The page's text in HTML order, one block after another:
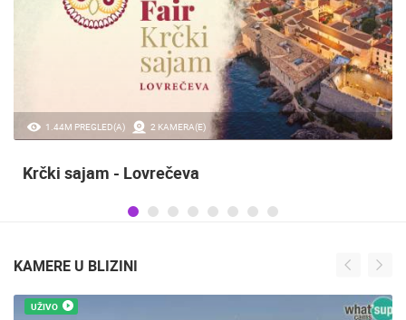
20.97K PREGLED(A) 2 KAMERA(E)
Sinjska alka
KAMERE U BLIZINI
UŽIVO